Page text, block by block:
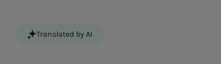
Translated by AI